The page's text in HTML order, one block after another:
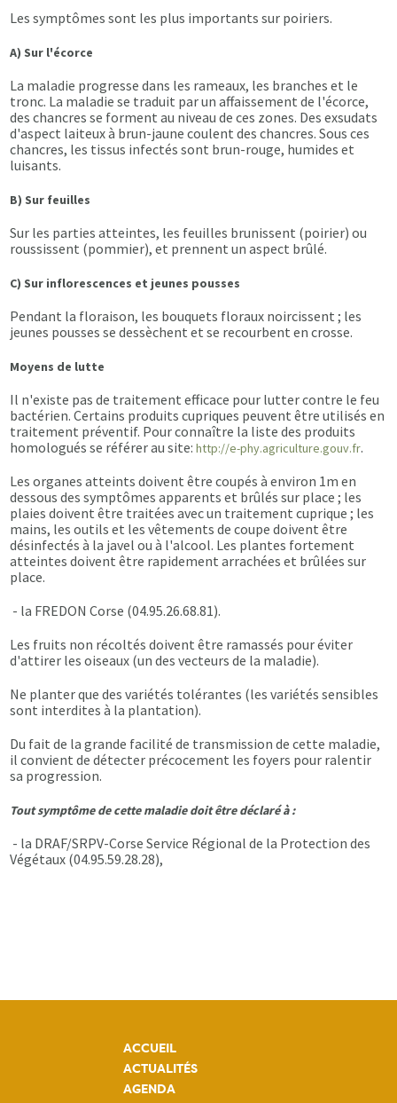
Les symptômes sont les plus importants sur poiriers.
A) Sur l'écorce
La maladie progresse dans les rameaux, les branches et le
tronc. La maladie se traduit par un affaissement de l'écorce,
des chancres se forment au niveau de ces zones. Des exsudats
d'aspect laiteux à brun-jaune coulent des chancres. Sous ces
chancres, les tissus infectés sont brun-rouge, humides et
luisants.
B) Sur feuilles
Sur les parties atteintes, les feuilles brunissent (poirier) ou
roussissent (pommier), et prennent un aspect brûlé.
C) Sur inflorescences et jeunes pousses
Pendant la floraison, les bouquets floraux noircissent ; les
jeunes pousses se dessèchent et se recourbent en crosse.
Moyens de lutte
Il n'existe pas de traitement efficace pour lutter contre le feu
bactérien. Certains produits cupriques peuvent être utilisés en
traitement préventif. Pour connaître la liste des produits
homologués se référer au site:http://e-phy.agriculture.gouv.fr.
Les organes atteints doivent être coupés à environ 1m en
dessous des symptômes apparents et brûlés sur place ; les
plaies doivent être traitées avec un traitement cuprique ; les
mains, les outils et les vêtements de coupe doivent être
désinfectés à la javel ou à l'alcool. Les plantes fortement
atteintes doivent être rapidement arrachées et brûlées sur
place.
- la FREDON Corse (04.95.26.68.81).
Les fruits non récoltés doivent être ramassés pour éviter
d'attirer les oiseaux (un des vecteurs de la maladie).
Ne planter que des variétés tolérantes (les variétés sensibles
sont interdites à la plantation).
Du fait de la grande facilité de transmission de cette maladie,
il convient de détecter précocement les foyers pour ralentir
sa progression.
Tout symptôme de cette maladie doit être déclaré à :
- la DRAF/SRPV-Corse Service Régional de la Protection des
Végétaux (04.95.59.28.28),
ACCUEIL
ACTUALITÉS
AGENDA